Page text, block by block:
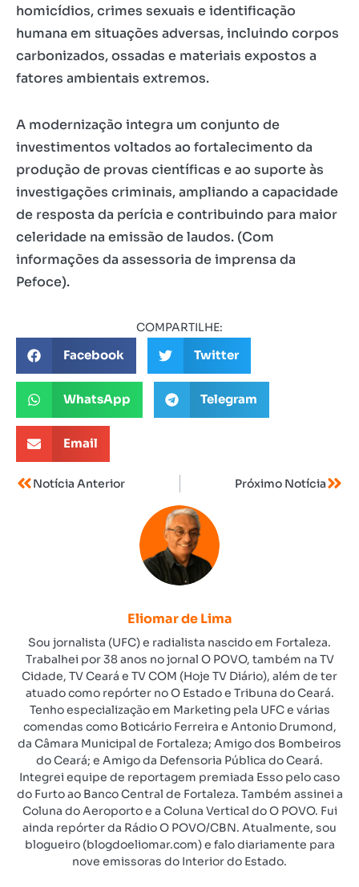
homicídios, crimes sexuais e identificação
humana em situações adversas, incluindo corpos
carbonizados, ossadas e materiais expostos a
fatores ambientais extremos.
A modernização integra um conjunto de
investimentos voltados ao fortalecimento da
produção de provas científicas e ao suporte às
investigações criminais, ampliando a capacidade
de resposta da perícia e contribuindo para maior
celeridade na emissão de laudos. (Com
informações da assessoria de imprensa da
Pefoce).
COMPARTILHE:
Facebook Twitter
WhatsApp Telegram
Email
Notícia Anterior Próximo Notícia
Eliomar de Lima
Sou jornalista (UFC) e radialista nascido em Fortaleza.
Trabalhei por 38 anos no jornal O POVO, também na TV
Cidade, TV Ceará e TV COM (Hoje TV Diário), além de ter
atuado como repórter no O Estado e Tribuna do Ceará.
Tenho especialização em Marketing pela UFC e várias
comendas como Boticário Ferreira e Antonio Drumond,
da Câmara Municipal de Fortaleza; Amigo dos Bombeiros
do Ceará; e Amigo da Defensoria Pública do Ceará.
Integrei equipe de reportagem premiada Esso pelo caso
do Furto ao Banco Central de Fortaleza. Também assinei a
Coluna do Aeroporto e a Coluna Vertical do O POVO. Fui
ainda repórter da Rádio O POVO/CBN. Atualmente, sou
blogueiro (blogdoeliomar.com) e falo diariamente para
nove emissoras do Interior do Estado.